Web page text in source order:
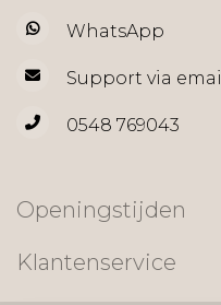
WhatsApp
Support via email
0548 769043
Openingstijden
Klantenservice